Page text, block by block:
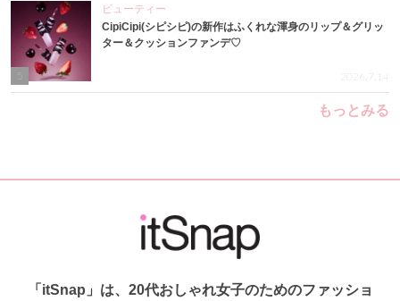
ビューティー
CipiCipi(シピシピ)の新作はふくれな渾身のリップ＆グリッ
ター＆クッションファンデ♡
2026.7.14
もっとみる
「itSnap」は、20代おしゃれ女子のためのファッショ